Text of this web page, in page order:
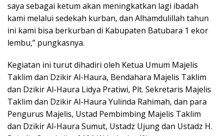
saya sebagai ketum akan meningkatkan lagi ibadah
kami melalui sedekah kurban, dan Alhamdulillah tahun
ini kami bisa berkurban di Kabupaten Batubara 1 ekor
lembu,” pungkasnya.
Kegiatan ini turut dihadiri oleh Ketua Umum Majelis
Taklim dan Dzikir Al-Haura, Bendahara Majelis Taklim
dan Dzikir Al-Haura Lidya Pratiwi, Plt. Sekretaris Majelis
Taklim dan Dzikir Al-Haura Yulinda Rahimah, dan para
Pengurus Majelis, Ustad Pembimbing Majelis Taklim
dan Dzikir Al-Haura Sumut, Ustadz Ujung dan Ustadz H.